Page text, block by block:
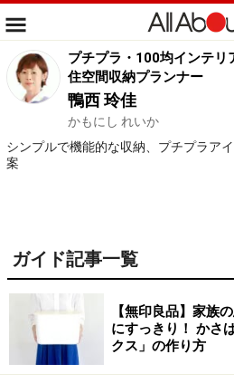
プチプラ・100均インテリ
住空間収納プランナー
鴨西 玲佳
かもにし れいか
シンプルで機能的な収納、プチプラア
案
ガイド記事一覧
【無印良品】家族
にすっきり！ かさ
クス」の作り方